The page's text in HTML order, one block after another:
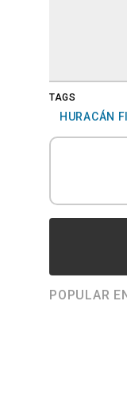
TAGS
HURACÁN
POPULAR